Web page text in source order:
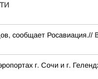
сообщает Росавиация.//
г. Сочи и г.